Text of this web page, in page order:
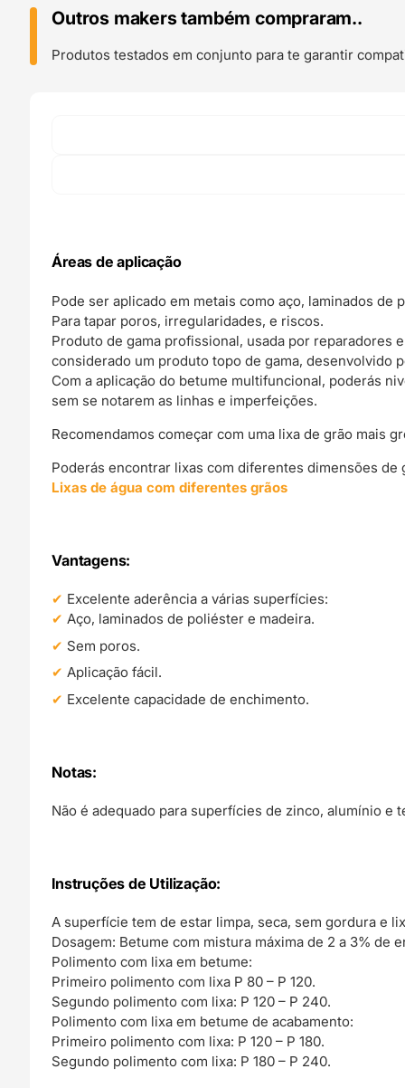
Poliéster
(Massa
Plastica
Outros makers também compraram..
Produtos testados em conjunto para te garantir
Áreas de aplicação
Pode ser aplicado em metais como aço, laminados
Para tapar poros, irregularidades, e riscos.
Produto de gama profissional, usada por
considerado um produto topo de gama, desenvolvido
Com a aplicação do betume multifuncional, poderás
sem se notarem as linhas e imperfeições.
Recomendamos começar com uma lixa de grão mais
Poderás encontrar lixas com diferentes dimensões de
Lixas de água com diferentes grãos
Vantagens:
Excelente aderência a várias superfícies:
Aço, laminados de poliéster e madeira.
Sem poros.
Aplicação fácil.
Excelente capacidade de enchimento.
Notas:
Não é adequado para superfícies de zinco, alumínio e
Instruções de Utilização:
A superfície tem de estar limpa, seca, sem gordura e
Dosagem: Betume com mistura máxima de 2 a 3% de
Polimento com lixa em betume:
Primeiro polimento com lixa P 80 – P 120.
Segundo polimento com lixa: P 120 – P 240.
Polimento com lixa em betume de acabamento:
Primeiro polimento com lixa: P 120 – P 180.
Segundo polimento com lixa: P 180 – P 240.